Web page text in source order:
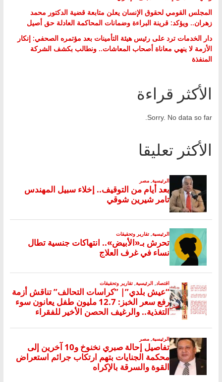
المجلس القومي لحقوق الإنسان يعلن متابعة قضية الدكتور محمد
زهران.. ويؤكد: قرينة البراءة وضمانات المحاكمة العادلة حق أصيل
دار الخدمات ترد على رئيس هيئة التأمينات بعد مؤتمره الصحفي: إنكار
الأزمة لا ينهي معاناة أصحاب المعاشات.. ونطالب بكشف الشركة
المنفذة
الأكثر قراءة
Sorry. No data so far.
الأكثر تعليقا